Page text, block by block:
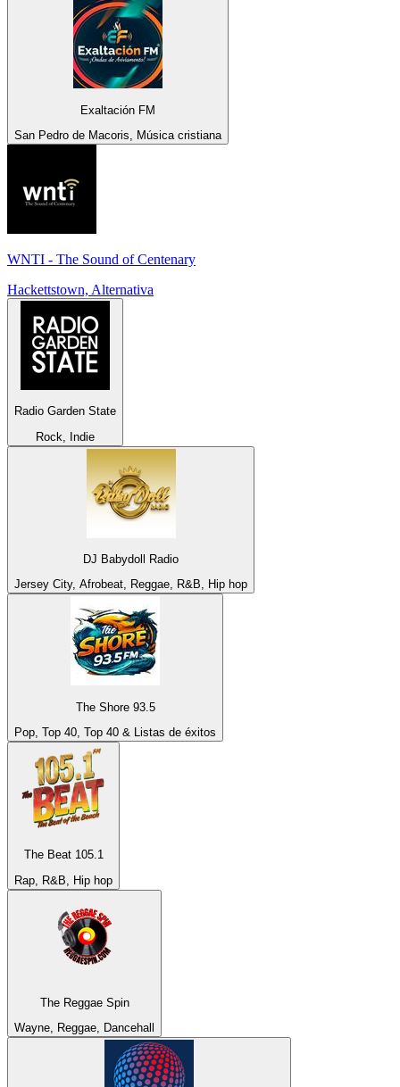
Exaltación FM
San Pedro de Macoris, Música cristiana
WNTI - The Sound of Centenary
Hackettstown, Alternativa
Radio Garden State
Rock, Indie
DJ Babydoll Radio
Jersey City, Afrobeat, Reggae, R&B, Hip hop
The Shore 93.5
Pop, Top 40, Top 40 & Listas de éxitos
The Beat 105.1
Rap, R&B, Hip hop
The Reggae Spin
Wayne, Reggae, Dancehall